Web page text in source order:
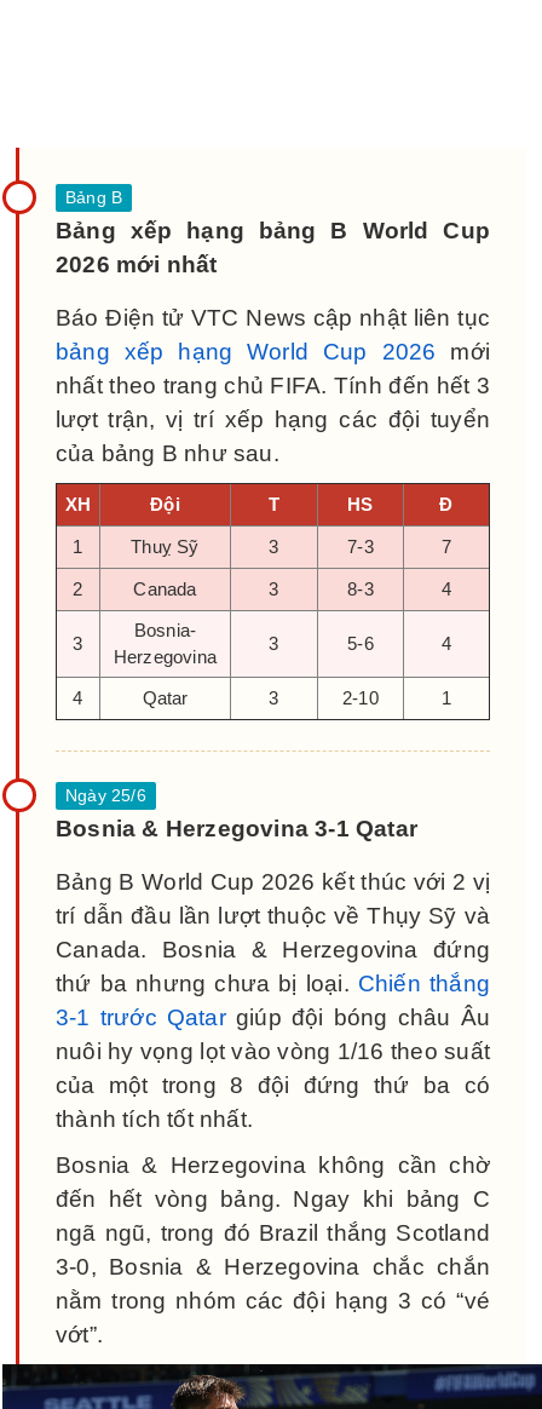
Bảng xếp hạng bảng B World Cup
2026 mới nhất
Báo Điện tử VTC News cập nhật liên tục
bảng xếp hạng World Cup 2026 mới
nhất theo trang chủ FIFA. Tính đến hết 3
lượt trận, vị trí xếp hạng các đội tuyển
của bảng B như sau.
XH Đội T HS Đ
1 Thuỵ Sỹ 3 7-3 7
2 Canada 3 8-3 4
3
Bosnia-
Herzegovina
3 5-6 4
4 Qatar 3 2-10 1
Bosnia & Herzegovina 3-1 Qatar
Bảng B World Cup 2026 kết thúc với 2 vị
trí dẫn đầu lần lượt thuộc về Thụy Sỹ và
Canada. Bosnia & Herzegovina đứng
thứ ba nhưng chưa bị loại. Chiến thắng
3-1 trước Qatargiúp đội bóng châu Âu
nuôi hy vọng lọt vào vòng 1/16 theo suất
của một trong 8 đội đứng thứ ba có
thành tích tốt nhất.
Bosnia & Herzegovina không cần chờ
đến hết vòng bảng. Ngay khi bảng C
ngã ngũ, trong đó Brazil thắng Scotland
3-0, Bosnia & Herzegovina chắc chắn
nằm trong nhóm các đội hạng 3 có “vé
vớt”.